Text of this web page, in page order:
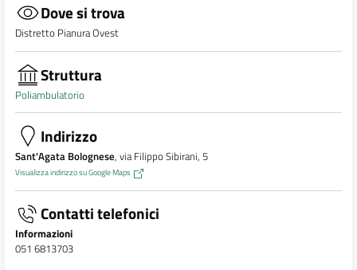
Dove si trova
Distretto Pianura Ovest
Struttura
Poliambulatorio
Indirizzo
Sant'Agata Bolognese, via Filippo Sibirani, 5
Visualizza indirizzo su Google Maps
Contatti telefonici
Informazioni
051 6813703